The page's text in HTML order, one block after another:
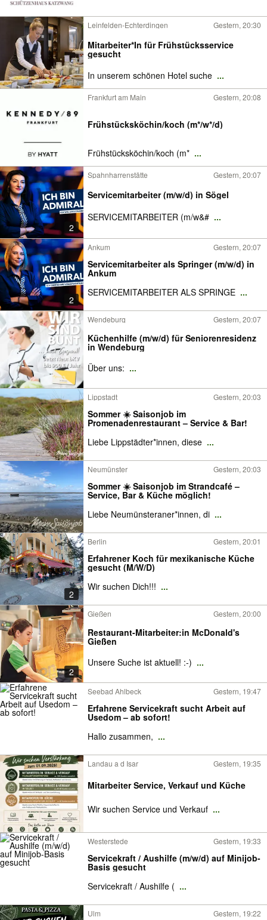
Leinfelden-Echterdingen Gestern, 20:30
Mitarbeiter*In für Frühstücksservice
gesucht
In unserem schönen Hotel suche ...
Frankfurt am Main Gestern, 20:08
Frühstücksköchin/koch (m*/w*/d)
Frühstücksköchin/koch (m* ...
2
Spahnharrenstätte Gestern, 20:07
Servicemitarbeiter (m/w/d) in Sögel
SERVICEMITARBEITER (m/w&# ...
2
Ankum Gestern, 20:07
Servicemitarbeiter als Springer (m/w/d) in
Ankum
SERVICEMITARBEITER ALS SPRINGE ...
Wendeburg Gestern, 20:07
Küchenhilfe (m/w/d) für Seniorenresidenz
in Wendeburg
Über uns: ...
Lippstadt Gestern, 20:03
Sommer ☀️ Saisonjob im
Promenadenrestaurant – Service & Bar!
Liebe Lippstädter*innen, diese ...
Neumünster Gestern, 20:03
Sommer ☀️ Saisonjob im Strandcafé –
Service, Bar & Küche möglich!
Liebe Neumünsteraner*innen, di ...
2
Berlin Gestern, 20:01
Erfahrener Koch für mexikanische Küche
gesucht (M/W/D)
Wir suchen Dich!!! ...
2
Gießen Gestern, 20:00
Restaurant-Mitarbeiter:in McDonald's
Gießen
Unsere Suche ist aktuell! :-) ...
Seebad Ahlbeck Gestern, 19:47
Erfahrene Servicekraft sucht Arbeit auf
Usedom – ab sofort!
Hallo zusammen, ...
Landau a d Isar Gestern, 19:35
Mitarbeiter Service, Verkauf und Küche
Wir suchen Service und Verkauf ...
Westerstede Gestern, 19:33
Servicekraft / Aushilfe (m/w/d) auf Minijob-
Basis gesucht
Servicekraft / Aushilfe ( ...
Ulm Gestern, 19:22